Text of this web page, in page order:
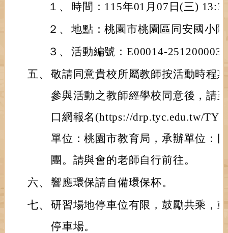
１、
時間：115年01月07日(三)
２、 地點：桃園市桃園區同安國小
３、 活動編號：E00014-251200003
五、 敬請同意貴校所屬教師按活動時程
參與活動之教師經學校同意後，請
口網報名(https://drp.tyc.edu.tw/
單位：桃園市教育局，承辦單位：
團。請與會的老師自行前往。
六、 響應環保請自備環保杯。
七、 研習場地停車位有限，鼓勵共乘，
停車場。